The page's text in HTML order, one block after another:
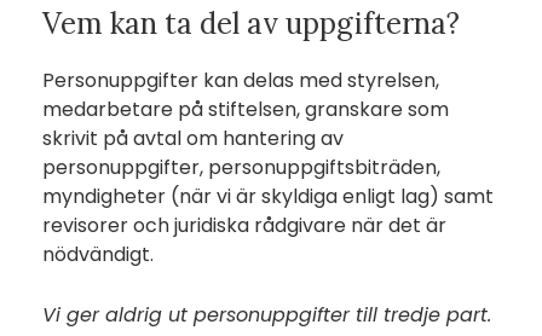
Vem kan ta del av uppgifterna?
Personuppgifter kan delas med styrelsen,
medarbetare på stiftelsen, granskare som
skrivit på avtal om hantering av
personuppgifter, personuppgiftsbiträden,
myndigheter (när vi är skyldiga enligt lag) samt
revisorer och juridiska rådgivare när det är
nödvändigt.
Vi ger aldrig ut personuppgifter till tredje part.